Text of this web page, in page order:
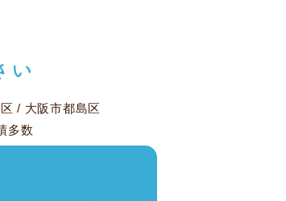
い
/ 大阪市都島区
多数